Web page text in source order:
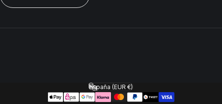
País/región
España (EUR €)